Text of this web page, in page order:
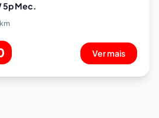
5p Mec.
Ver mais